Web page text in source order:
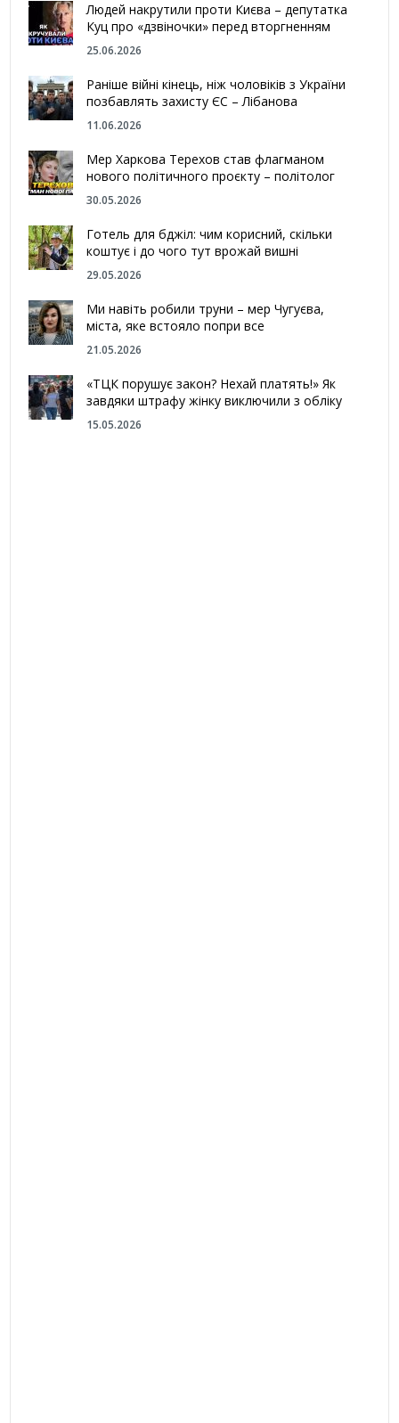
Людей накрутили проти Києва – депутатка
Куц про «дзвіночки» перед вторгненням
25.06.2026
Раніше війні кінець, ніж чоловіків з України
позбавлять захисту ЄС – Лібанова
11.06.2026
Мер Харкова Терехов став флагманом
нового політичного проєкту – політолог
30.05.2026
Готель для бджіл: чим корисний, скільки
коштує і до чого тут врожай вишні
29.05.2026
Ми навіть робили труни – мер Чугуєва,
міста, яке встояло попри все
21.05.2026
«ТЦК порушує закон? Нехай платять!» Як
завдяки штрафу жінку виключили з обліку
15.05.2026